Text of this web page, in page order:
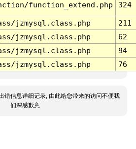
function_extend.php 324
jzmysql.class.php
211
jzmysql.class.php
62
jzmysql.class.php
94
jzmysql.class.php 76
错信息详细记录, 由此给您带来的访问不便我
们深感歉意.